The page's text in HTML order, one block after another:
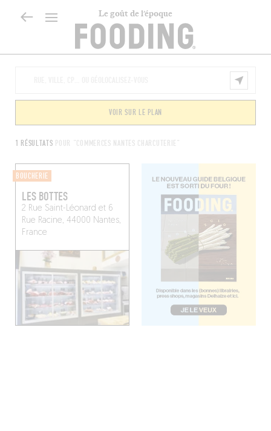
Le goût de l’époque
1 RÉSULTATS POUR "COMMERCES NANTES CHARCUTERIE"
VOIR SUR LE PLAN
BOUCHERIE
LES BOTTES
2 Rue Saint-Léonard et 6
Rue Racine, 44000 Nantes,
France